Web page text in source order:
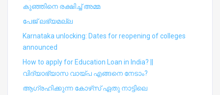
കുഞ്ഞിനെ രക്ഷിച്ച് അമ്മ
പേജ് ലഭ്യമല്ല
Karnataka unlocking: Dates for reopening of colleges
announced
How to apply for Education Loan in India? ||
വിദ്യാഭ്യാസ വായ്പ എങ്ങനെ നേടാം?
ആഗ്രഹിക്കുന്ന കോഴ്‍സ് ഏതു നാട്ടിലെ